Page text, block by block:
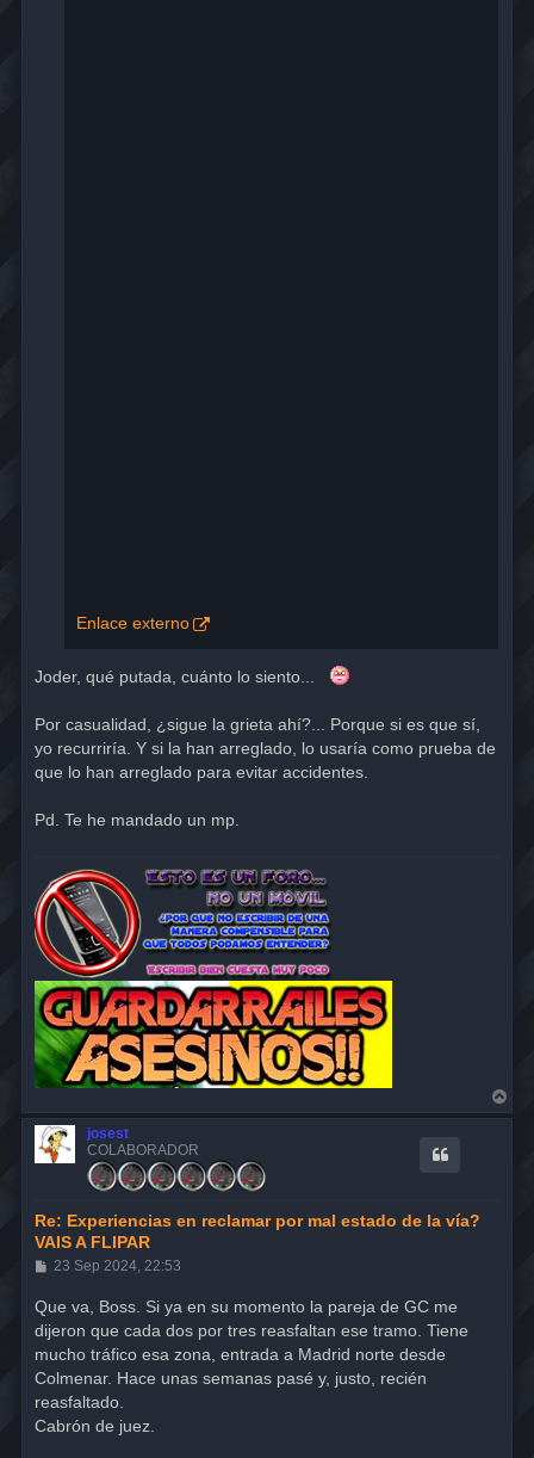
Enlace externo
Joder, qué putada, cuánto lo siento...
Por casualidad, ¿sigue la grieta ahí?... Porque si es que sí,
yo recurriría. Y si la han arreglado, lo usaría como prueba de
que lo han arreglado para evitar accidentes.
Pd. Te he mandado un mp.
r
josest
COLABORADOR
Re: Experiencias en reclamar por mal estado de la vía?
VAIS A FLIPAR
M
s
a
j
e
23 Sep 2024, 22:53
Que va, Boss. Si ya en su momento la pareja de GC me
dijeron que cada dos por tres reasfaltan ese tramo. Tiene
mucho tráfico esa zona, entrada a Madrid norte desde
Colmenar. Hace unas semanas pasé y, justo, recién
reasfaltado.
Cabrón de juez.